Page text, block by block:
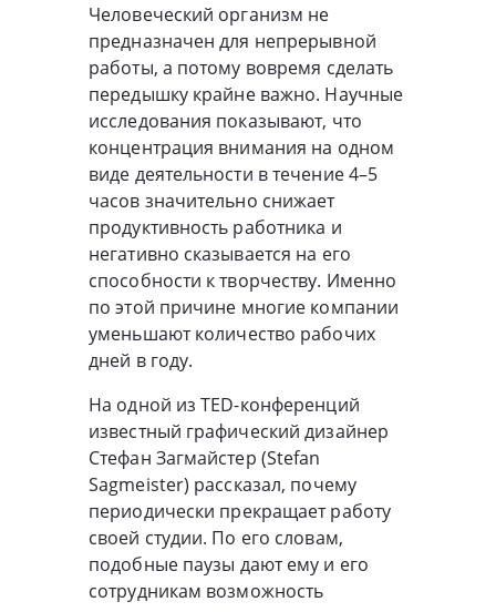
Человеческий организм не
предназначен для непрерывной
работы, а потому вовремя сделать
передышку крайне важно. Научные
исследования показывают, что
концентрация внимания на одном
виде деятельности в течение 4–5
часов значительно снижает
продуктивность работника и
негативно сказывается на его
способности к творчеству. Именно
по этой причине многие компании
уменьшают количество рабочих
дней в году.
На одной из TED-конференций
известный графический дизайнер
Стефан Загмайстер (Stefan
Sagmeister) рассказал, почему
периодически прекращает работу
своей студии. По его словам,
подобные паузы дают ему и его
сотрудникам возможность